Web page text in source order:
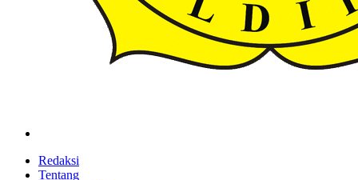
Redaksi
Tentang